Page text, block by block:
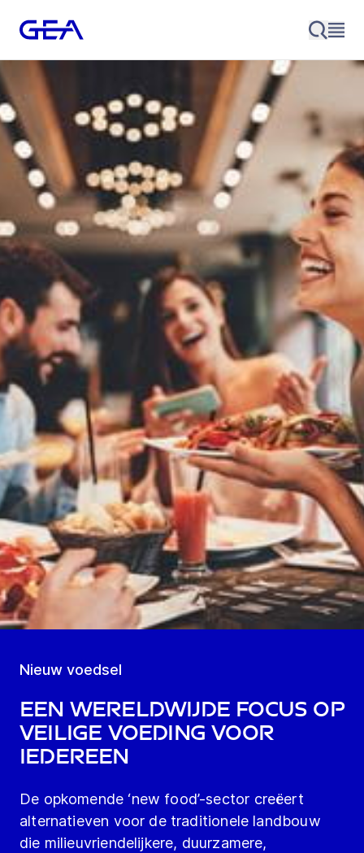
Nieuw voedsel
Een wereldwijde focus op
veilige voeding voor
iedereen
De opkomende ‘new food’-sector creëert
alternatieven voor de traditionele landbouw
die milieuvriendelijkere, duurzamere,